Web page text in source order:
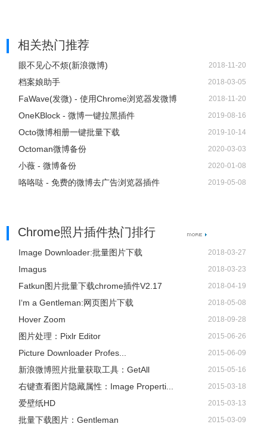
相关热门推荐
眼不见心不烦(新浪微博) 2018-11-20
档案娘助手 2018-03-05
FaWave(发微) - 使用Chrome浏览器发微博 2018-11-20
OneKBlock - 微博一键拉黑插件 2019-08-16
Octo微博相册一键批量下载 2019-10-14
Octoman微博备份 2020-03-03
小薇 - 微博备份 2020-01-08
咯咯哒 - 免费的微博去广告浏览器插件 2019-05-08
Chrome照片插件热门排行
Image Downloader:批量图片下载 2018-03-27
Imagus 2018-03-23
Fatkun图片批量下载chrome插件V2.17 2018-04-19
I‘m a Gentleman:网页图片下载 2018-05-08
Hover Zoom 2018-09-28
图片处理：Pixlr Editor 2015-06-26
Picture Downloader Profes... 2015-06-09
新浪微博照片批量获取工具：GetAll 2015-05-16
右键查看图片隐藏属性：Image Properti... 2015-03-18
爱壁纸HD 2015-03-13
批量下载图片：Gentleman 2015-03-09